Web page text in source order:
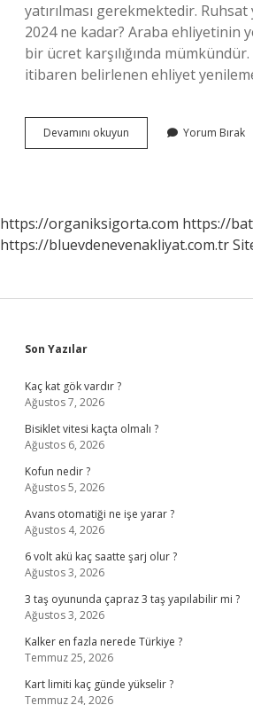
yatırılması gerekmektedir.
2024 ne kadar? Araba ehliyetinin
bir ücret karşılığında mümkündür.
itibaren belirlenen ehliyet
Devamını okuyun
Ruhsat
Yorum Bırak
https://organiksigorta.com https://
https://bluevdenevenakliyat.com.tr
Sidebar
Son Yazılar
Kaç kat gök vardır ?
Ağustos 7, 2026
Bisiklet vitesi kaçta olmalı ?
Ağustos 6, 2026
Kofun nedir ?
Ağustos 5, 2026
Avans otomatiği ne işe yarar ?
Ağustos 4, 2026
6 volt akü kaç saatte şarj olur ?
Ağustos 3, 2026
3 taş oyununda çapraz 3 taş yapılabilir mi ?
Ağustos 3, 2026
Kalker en fazla nerede Türkiye ?
Temmuz 25, 2026
Kart limiti kaç günde yükselir ?
Temmuz 24, 2026